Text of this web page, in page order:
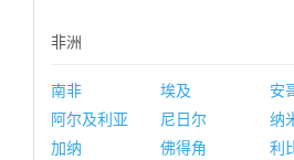
非洲
南非 埃及
安
阿尔及利亚
尼日尔
纳
加纳
佛得角
利